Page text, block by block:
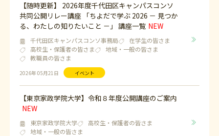
2026年 05月21日 イベント
【随時更新】 2026年度千代田区キャンパスコンソ
共同公開リレー講座 「ちよだで学ぶ 2026 － 見つか
る、わたしの知りたいこと －」 講座一覧
千代田区キャンパスコンソ事務局
在学生の皆さま
高校生・保護者の皆さま
地域・一般の皆さま
教職員の皆さま
【東京家政学院大学】令和８年度公開講座のご案内
東京家政学院大学
高校生・保護者の皆さま
地域・一般の皆さま